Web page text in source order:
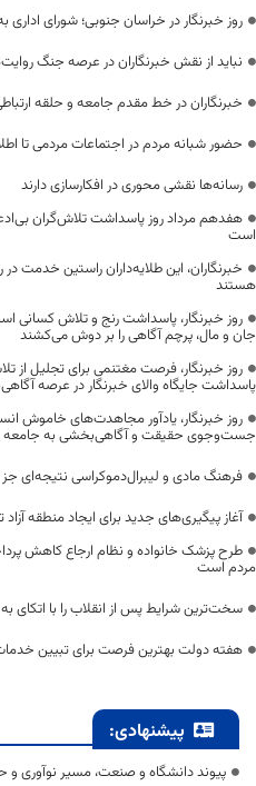
روز خبرنگار در خراسان جنوبی؛ شورای اداری
نباید از نقش خبرنگاران در عرصه جنگ
خبرنگاران در خط مقدم جامعه و حلقه
حضور شبانه مردم در اجتماعات مردمی تا
رسانه‌ها نقشی محوری در افکارسازی دارند
هفدهم مرداد روز پاسداشت تلاش‌گران
است
خبرنگاران، این طلایه‌داران راستین خدمت
هستند
روز خبرنگار، پاسداشت رنج و تلاش کسانی
جان و مال، پرچم آگاهی را بر دوش می‌کشند
روز خبرنگار، فرصت مغتنمی برای تجلیل از
پاسداشت جایگاه والای خبرنگار در عرصه
روز خبرنگار، یادآور مجاهدت‌های خاموش
جست‌وجوی حقیقت و آگاهی‌بخشی به جامعه
فرهنگ مادی و لیبرال‌دموکراسی نتیجه‌ای
آغاز پیگیری‌های جدید برای ایجاد منطقه
طرح پزشک خانواده و نظام ارجاع کاهش
مردم است
سخت‌ترین شرایط پس از انقلاب را با
هفته دولت بهترین فرصت برای تبیین
پیشنهادی:
پیوند دانشگاه و صنعت، مسیر نوآوری